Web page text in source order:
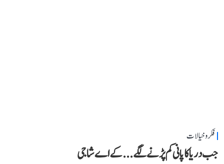
فکر و خیالات
جب دریا کا پانی کم پڑنے لگے...کے اے شاجی